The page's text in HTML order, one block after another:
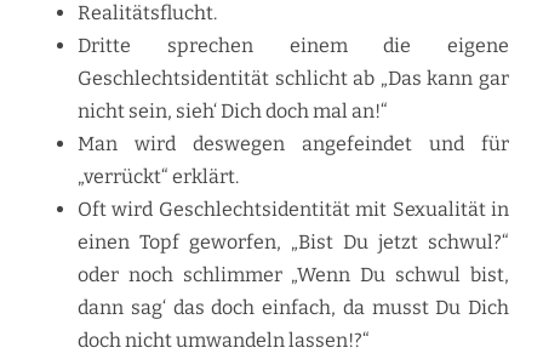
Realitätsflucht.
Dritte sprechen einem die eigene
Geschlechtsidentität schlicht ab „Das kann gar
nicht sein, sieh‘ Dich doch mal an!“
Man wird deswegen angefeindet und für
„verrückt“ erklärt.
Oft wird Geschlechtsidentität mit Sexualität in
einen Topf geworfen, „Bist Du jetzt schwul?“
oder noch schlimmer „Wenn Du schwul bist,
dann sag‘ das doch einfach, da musst Du Dich
doch nicht umwandeln lassen!?“